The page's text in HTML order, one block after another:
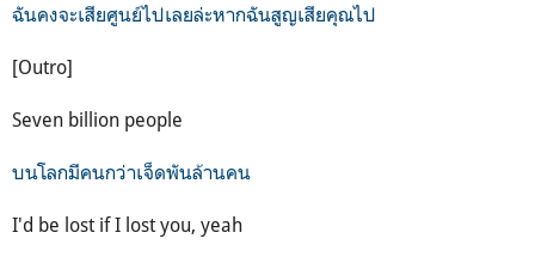
ฉันคงจะเสียศูนย์ไปเลยล่ะหากฉันสูญเสียคุณไป
[Outro]
Seven billion people
บนโลกมีคนกว่าเจ็ดพันล้านคน
I'd be lost if I lost you, yeah